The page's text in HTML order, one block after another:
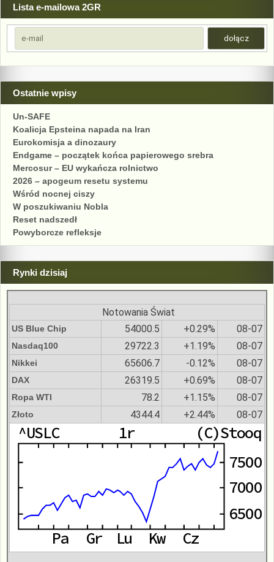
Lista e-mailowa 2GR
Ostatnie wpisy
Un-SAFE
Koalicja Epsteina napada na Iran
Eurokomisja a dinozaury
Endgame – początek końca papierowego srebra
Mercosur – EU wykańcza rolnictwo
2026 – apogeum resetu systemu
Wśród nocnej ciszy
W poszukiwaniu Nobla
Reset nadszedł
Powyborcze refleksje
Rynki dzisiaj
Notowania Świat
US Blue Chip 54000.5 +0.29% 08-07
Nasdaq100 29722.3 +1.19% 08-07
Nikkei 65606.7 -0.12% 08-07
DAX 26319.5 +0.69% 08-07
Ropa WTI 78.2 +1.15% 08-07
Złoto 4344.4 +2.44% 08-07